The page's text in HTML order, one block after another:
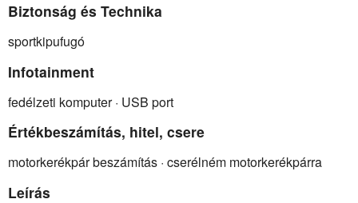
Biztonság és Technika
sportkipufugó
Infotainment
fedélzeti komputer · USB port
Értékbeszámítás, hitel, csere
motorkerékpár beszámítás · cserélném motorkerékpárra
Leírás